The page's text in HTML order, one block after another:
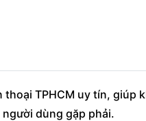
TPHCM uy tín, giúp
dùng gặp phải.